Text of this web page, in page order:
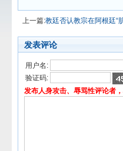
上一篇:教廷否认教宗在阿根廷“
发表评论
用户名:
验证码:
发布人身攻击、辱骂性评论者